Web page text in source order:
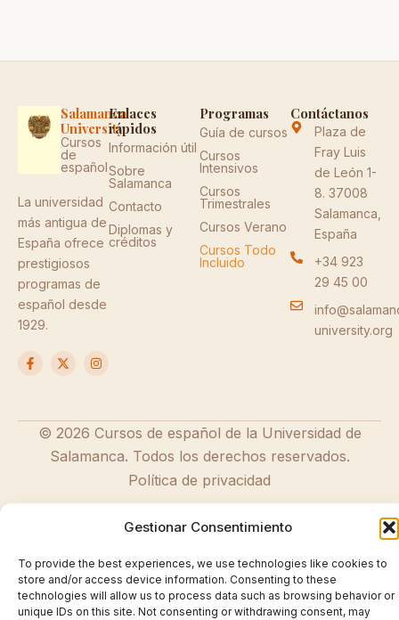
Gestionar Consentimiento
To provide the best experiences, we use technologies like cookies to
store and/or access device information. Consenting to these
technologies will allow us to process data such as browsing behavior or
unique IDs on this site. Not consenting or withdrawing consent, may
Salamanca
University
Cursos
de
español
La universidad
más antigua de
España ofrece
prestigiosos
programas de
español desde
1929.
F
a
o
X
-
t
t
e
r
I
n
g
r
a
m
Enlaces
rápidos
Información útil
Sobre
Salamanca
Contacto
Diplomas y
créditos
Programas
Guía de cursos
Cursos
Intensivos
Cursos
Trimestrales
Cursos Verano
Cursos Todo
Incluido
Contáctanos
Plaza de
Fray Luis
de León 1-
8. 37008
Salamanca,
España
+34 923
29 45 00
university.org
© 2026 Cursos de español de la Universidad de
Salamanca. Todos los derechos reservados.
Política de privacidad